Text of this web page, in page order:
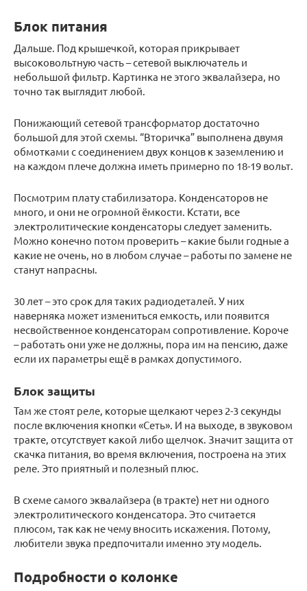
Блок питания
Дальше. Под крышечкой, которая прикрывает
высоковольтную часть – сетевой выключатель и
небольшой фильтр. Картинка не этого эквалайзера, но
точно так выглядит любой.
Понижающий сетевой трансформатор достаточно
большой для этой схемы. “Вторичка” выполнена двумя
обмотками с соединением двух концов к заземлению и
на каждом плече должна иметь примерно по 18-19 вольт.
Посмотрим плату стабилизатора. Конденсаторов не
много, и они не огромной ёмкости. Кстати, все
электролитические конденсаторы следует заменить.
Можно конечно потом проверить – какие были годные а
какие не очень, но в любом случае – работы по замене не
станут напрасны.
30 лет – это срок для таких радиодеталей. У них
наверняка может измениться емкость, или появится
несвойственное конденсаторам сопротивление. Короче
– работать они уже не должны, пора им на пенсию, даже
если их параметры ещё в рамках допустимого.
Блок защиты
Там же стоят реле, которые щелкают через 2-3 секунды
после включения кнопки «Сеть». И на выходе, в звуковом
тракте, отсутствует какой либо щелчок. Значит защита от
скачка питания, во время включения, построена на этих
реле. Это приятный и полезный плюс.
В схеме самого эквалайзера (в тракте) нет ни одного
электролитического конденсатора. Это считается
плюсом, так как не чему вносить искажения. Потому,
любители звука предпочитали именно эту модель.
Подробности о колонке